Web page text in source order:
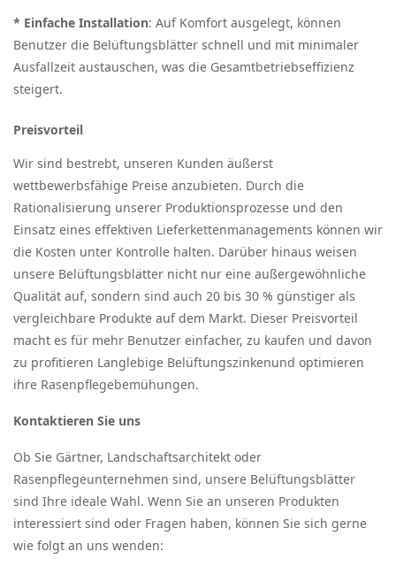
* Einfache Installation: Auf Komfort ausgelegt, können
Benutzer die Belüftungsblätter schnell und mit minimaler
Ausfallzeit austauschen, was die Gesamtbetriebseffizienz
steigert.
Preisvorteil
Wir sind bestrebt, unseren Kunden äußerst
wettbewerbsfähige Preise anzubieten. Durch die
Rationalisierung unserer Produktionsprozesse und den
Einsatz eines effektiven Lieferkettenmanagements können wir
die Kosten unter Kontrolle halten. Darüber hinaus weisen
unsere Belüftungsblätter nicht nur eine außergewöhnliche
Qualität auf, sondern sind auch 20 bis 30 % günstiger als
vergleichbare Produkte auf dem Markt. Dieser Preisvorteil
macht es für mehr Benutzer einfacher, zu kaufen und davon
zu profitieren Langlebige Belüftungszinkenund optimieren
ihre Rasenpflegebemühungen.
Kontaktieren Sie uns
Ob Sie Gärtner, Landschaftsarchitekt oder
Rasenpflegeunternehmen sind, unsere Belüftungsblätter
sind Ihre ideale Wahl. Wenn Sie an unseren Produkten
interessiert sind oder Fragen haben, können Sie sich gerne
wie folgt an uns wenden: